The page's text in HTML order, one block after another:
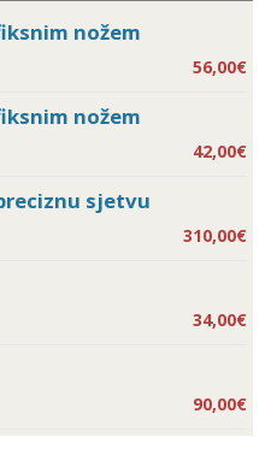
nožem
56,00€
nožem
42,00€
sjetvu
310,00€
34,00€
90,00€